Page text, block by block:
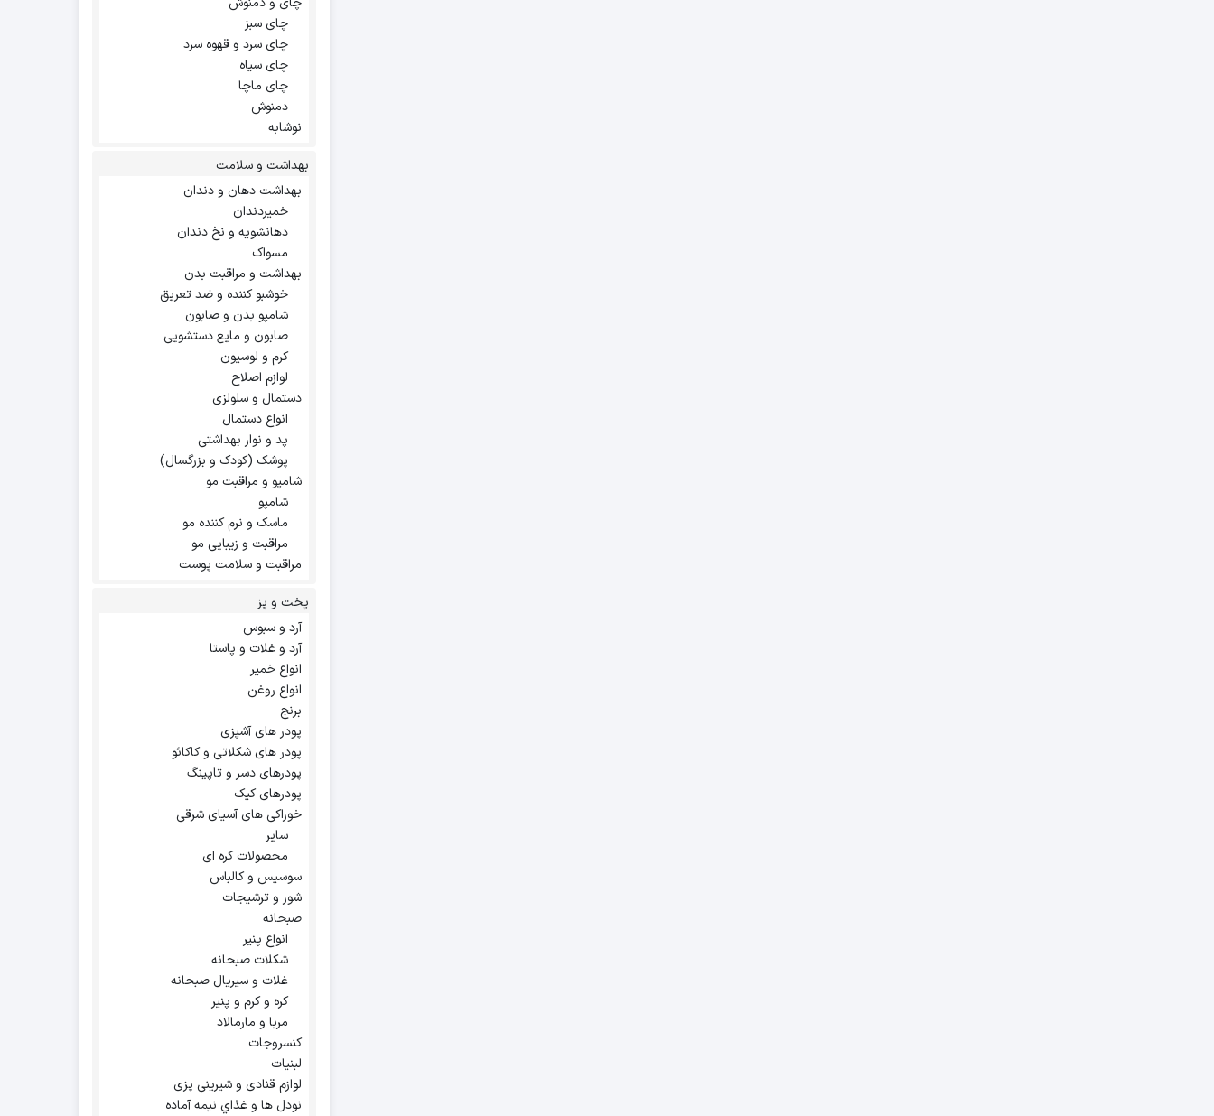
چای سبز
چای سرد و قهوه سرد
چای سیاه
چای ماچا
دمنوش
نوشابه
بهداشت و سلامت
بهداشت دهان و دندان
خمیردندان
دهانشویه و نخ دندان
مسواک
بهداشت و مراقبت بدن
خوشبو کننده و ضد تعریق
شامپو بدن و صابون
صابون و مایع دستشویی
کرم و لوسیون
لوازم اصلاح
دستمال و سلولزی
انواع دستمال
پد و نوار بهداشتی
پوشک (کودک و بزرگسال)
شامپو و مراقبت مو
شامپو
ماسک و نرم کننده مو
مراقبت و زیبایی مو
مراقبت و سلامت پوست
پخت و پز
آرد و سبوس
آرد و غلات و پاستا
انواع خمیر
انواع روغن
برنج
پودر های آشپزی
پودر های شکلاتی و کاکائو
پودرهای دسر و تاپینگ
پودرهای کیک
خوراکی های آسیای شرقی
سایر
محصولات کره ای
سوسیس و کالباس
شور و ترشیجات
صبحانه
انواع پنیر
شکلات صبحانه
غلات و سیریال صبحانه
کره و کرم و پنیر
مربا و مارمالاد
کنسروجات
لبنیات
لوازم قنادی و شیرینی پزی
نودل ها و غذاي نيمه آماده